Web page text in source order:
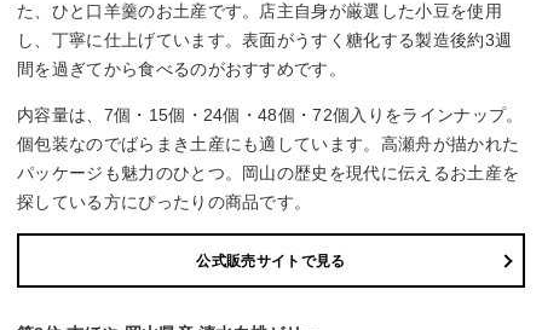
た、ひと口羊羹のお土産です。店主自身が厳選した小豆を使用
し、丁寧に仕上げています。表面がうすく糖化する製造後約3週
間を過ぎてから食べるのがおすすめです。
内容量は、7個・15個・24個・48個・72個入りをラインナップ。
個包装なのでばらまき土産にも適しています。高瀬舟が描かれた
パッケージも魅力のひとつ。岡山の歴史を現代に伝えるお土産を
探している方にぴったりの商品です。
公式販売サイトで見る